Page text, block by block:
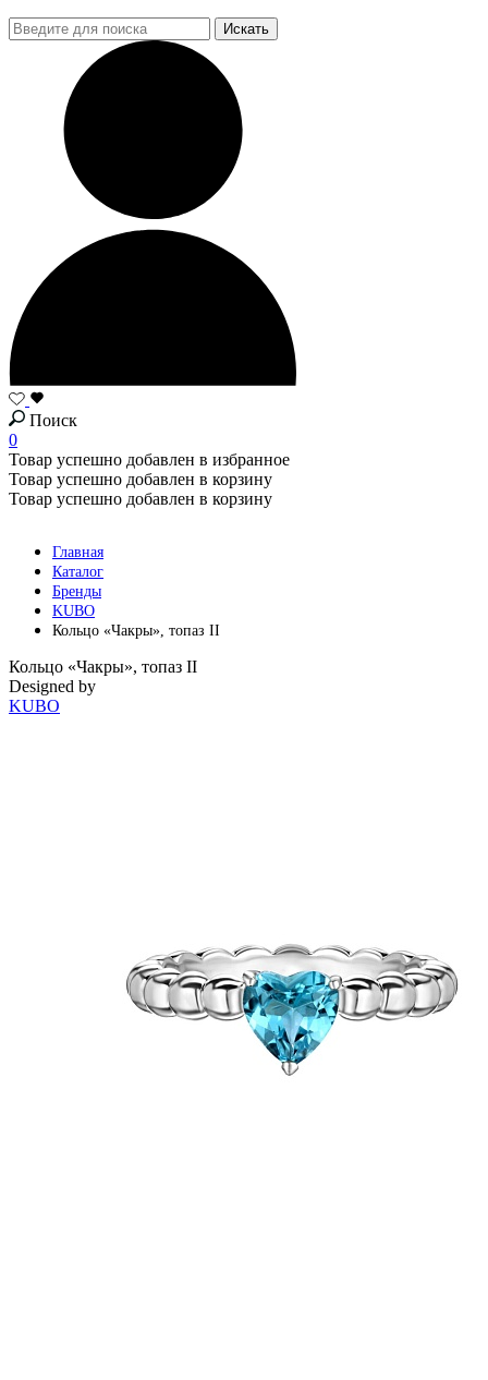
Поиск
0
Товар успешно добавлен в избранное
Товар успешно добавлен в корзину
Товар успешно добавлен в корзину
Главная
Каталог
Бренды
KUBO
Кольцо «Чакры», топаз II
Кольцо «Чакры», топаз II
Designed by
KUBO